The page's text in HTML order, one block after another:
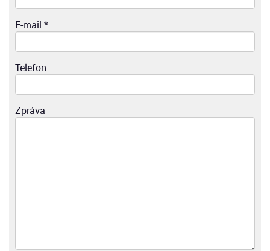
E-mail *
Telefon
Zpráva